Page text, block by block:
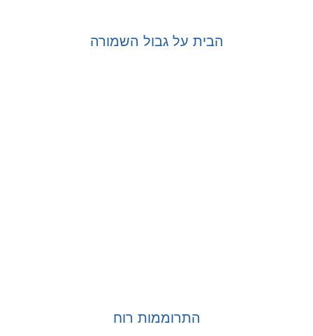
הבית על גבול השמורה
התרוממות רוח